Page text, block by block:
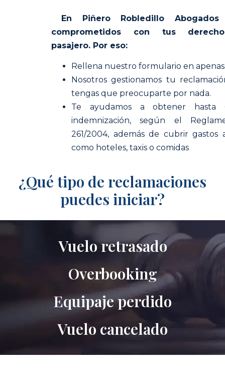
En Piñero Robledillo Abogados
comprometidos con tus
pasajero. Por eso:
Rellena nuestro formulario en
Nosotros gestionamos tu
tengas que preocuparte por nada.
Te ayudamos a obtener hasta
indemnización, según el
261/2004, además de cubrir gastos
como hoteles, taxis o comidas
¿Qué tipo de reclamaciones
puedes iniciar?
Vuelo retrasado
Overbooking
Equipaje perdido
Vuelo cancelado